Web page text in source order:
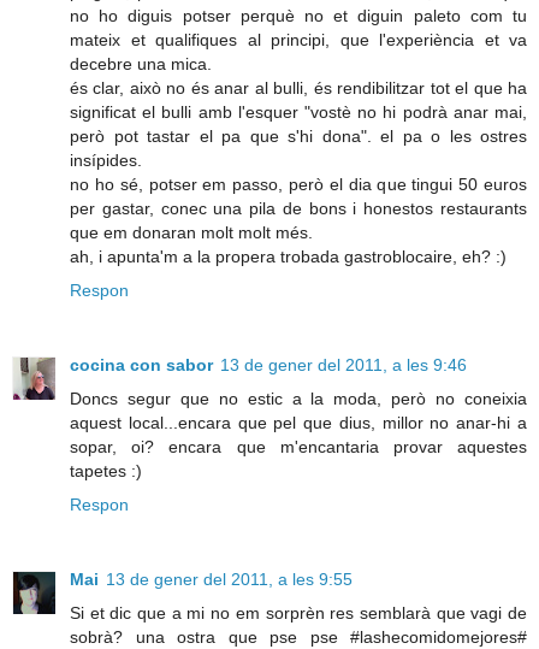
no ho diguis potser perquè no et diguin paleto com tu
mateix et qualifiques al principi, que l'experiència et va
decebre una mica.
és clar, això no és anar al bulli, és rendibilitzar tot el que ha
significat el bulli amb l'esquer "vostè no hi podrà anar mai,
però pot tastar el pa que s'hi dona". el pa o les ostres
insípides.
no ho sé, potser em passo, però el dia que tingui 50 euros
per gastar, conec una pila de bons i honestos restaurants
que em donaran molt molt més.
ah, i apunta'm a la propera trobada gastroblocaire, eh? :)
Respon
cocina con sabor 13 de gener del 2011, a les 9:46
Doncs segur que no estic a la moda, però no coneixia
aquest local...encara que pel que dius, millor no anar-hi a
sopar, oi? encara que m'encantaria provar aquestes
tapetes :)
Respon
Mai 13 de gener del 2011, a les 9:55
Si et dic que a mi no em sorprèn res semblarà que vagi de
sobrà? una ostra que pse pse #lashecomidomejores#